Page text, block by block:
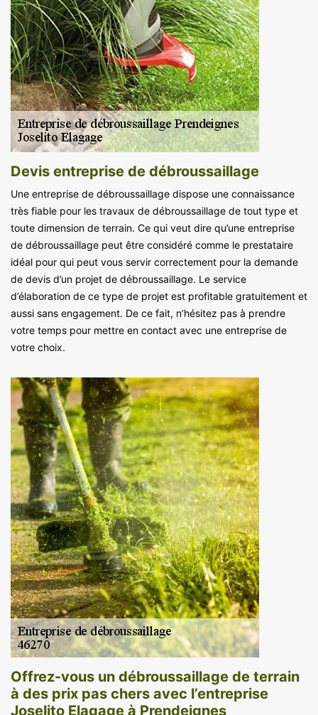
Devis entreprise de débroussaillage
Une entreprise de débroussaillage dispose une connaissance
très fiable pour les travaux de débroussaillage de tout type et
toute dimension de terrain. Ce qui veut dire qu’une entreprise
de débroussaillage peut être considéré comme le prestataire
idéal pour qui peut vous servir correctement pour la demande
de devis d’un projet de débroussaillage. Le service
d’élaboration de ce type de projet est profitable gratuitement et
aussi sans engagement. De ce fait, n’hésitez pas à prendre
votre temps pour mettre en contact avec une entreprise de
votre choix.
Offrez-vous un débroussaillage de terrain
à des prix pas chers avec l’entreprise
Joselito Elagage à Prendeignes